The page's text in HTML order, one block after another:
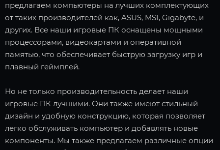
предлагаем компьютеры на лучших комплектующих
от таких производителей как, ASUS, MSI, Gigabyte, и
других. Все наши игровые ПК оснащены мощными
процессорами, видеокартами и оперативной
памятью, что обеспечивает быструю загрузку игр и
плавный геймплей.
Но не только производительность делает наши
игровые ПК лучшими. Они также имеют стильный
дизайн и удобную конструкцию, которая позволяет
легко обслуживать компьютер и добавлять новые
компоненты. Мы также предлагаем различные опции